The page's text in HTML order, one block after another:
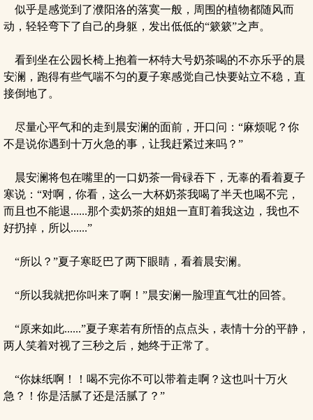
似乎是感觉到了濮阳洛的落寞一般，周围的植物都随风而
动，轻轻弯下了自己的身躯，发出低低的“簌簌”之声。
看到坐在公园长椅上抱着一杯特大号奶茶喝的不亦乐乎的晨
安澜，跑得有些气喘不匀的夏子寒感觉自己快要站立不稳，直
接倒地了。
尽量心平气和的走到晨安澜的面前，开口问：“麻烦呢？你
不是说你遇到十万火急的事，让我赶紧过来吗？”
晨安澜将包在嘴里的一口奶茶一骨碌吞下，无辜的看着夏子
寒说：“对啊，你看，这么一大杯奶茶我喝了半天也喝不完，
而且也不能退......那个卖奶茶的姐姐一直盯着我这边，我也不
好扔掉，所以......”
“所以？”夏子寒眨巴了两下眼睛，看着晨安澜。
“所以我就把你叫来了啊！”晨安澜一脸理直气壮的回答。
“原来如此......”夏子寒若有所悟的点点头，表情十分的平静，
两人笑着对视了三秒之后，她终于正常了。
“你妹纸啊！！喝不完你不可以带着走啊？这也叫十万火
急？！你是活腻了还是活腻了？”